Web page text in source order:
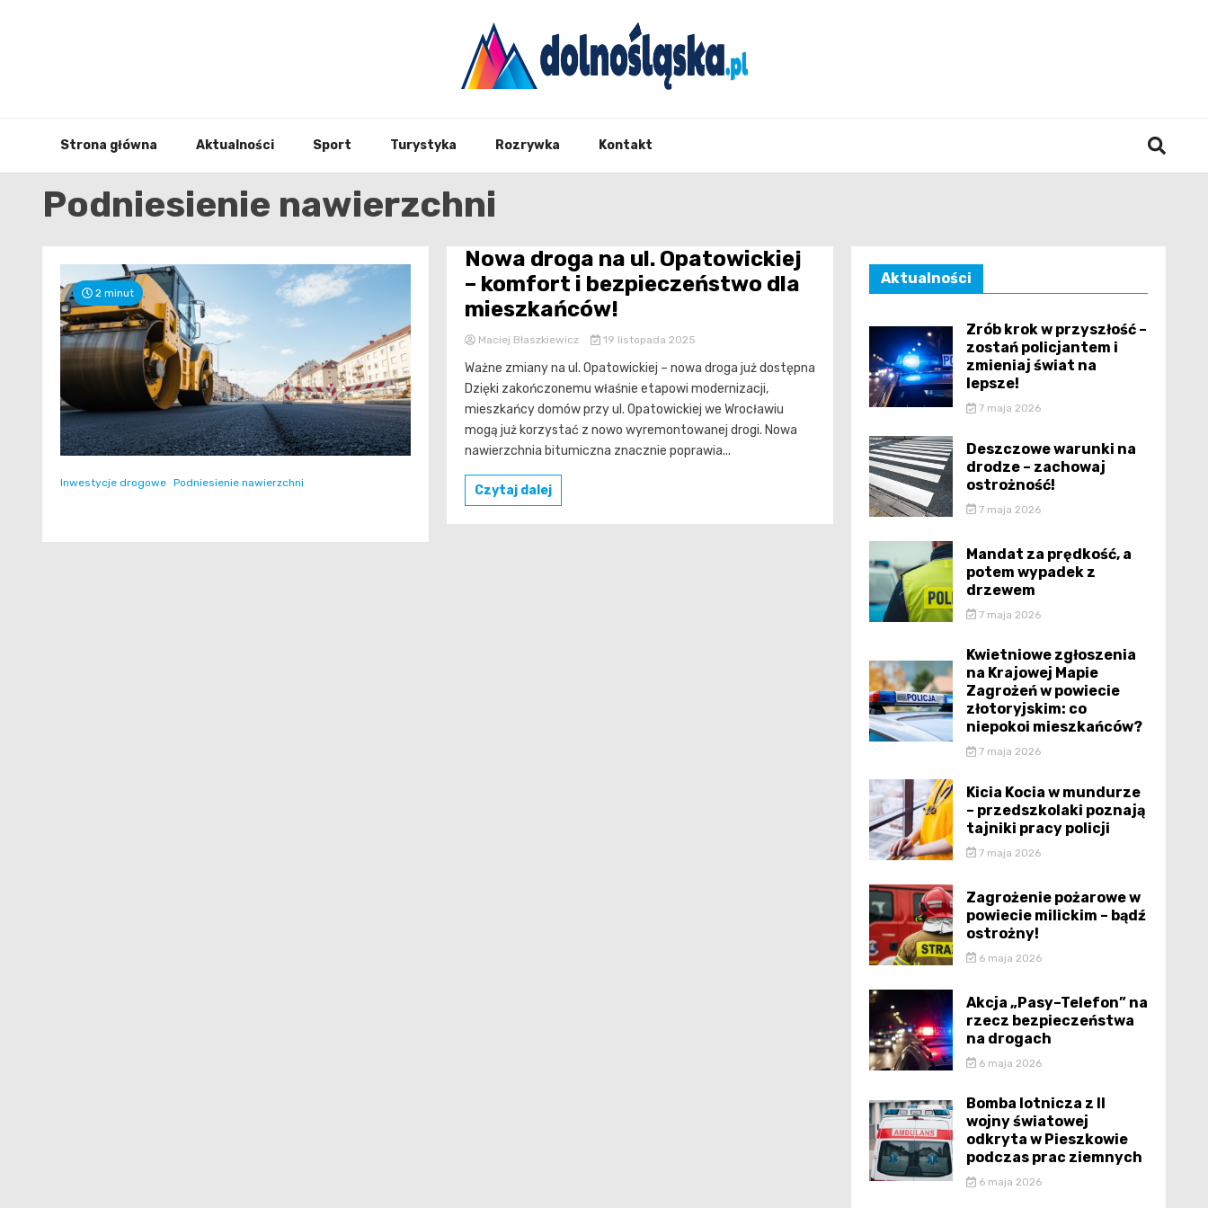
Strona główna Aktualności Sport Turystyka Rozrywka Kontakt
Podniesienie nawierzchni
2 minut
Inwestycje drogowe Podniesienie nawierzchni
Nowa droga na ul. Opatowickiej
– komfort i bezpieczeństwo dla
mieszkańców!
Maciej Błaszkiewicz 19 listopada 2025
Ważne zmiany na ul. Opatowickiej – nowa droga już dostępna
Dzięki zakończonemu właśnie etapowi modernizacji,
mieszkańcy domów przy ul. Opatowickiej we Wrocławiu
mogą już korzystać z nowo wyremontowanej drogi. Nowa
nawierzchnia bitumiczna znacznie poprawia...
Czytaj dalej
Aktualności
Zrób krok w przyszłość –
zostań policjantem i
zmieniaj świat na
lepsze!
7 maja 2026
Deszczowe warunki na
drodze – zachowaj
ostrożność!
7 maja 2026
Mandat za prędkość, a
potem wypadek z
drzewem
7 maja 2026
Kwietniowe zgłoszenia
na Krajowej Mapie
Zagrożeń w powiecie
złotoryjskim: co
niepokoi mieszkańców?
7 maja 2026
Kicia Kocia w mundurze
– przedszkolaki poznają
tajniki pracy policji
7 maja 2026
Zagrożenie pożarowe w
powiecie milickim – bądź
ostrożny!
6 maja 2026
Akcja „Pasy–Telefon” na
rzecz bezpieczeństwa
na drogach
6 maja 2026
Bomba lotnicza z II
wojny światowej
odkryta w Pieszkowie
podczas prac ziemnych
6 maja 2026